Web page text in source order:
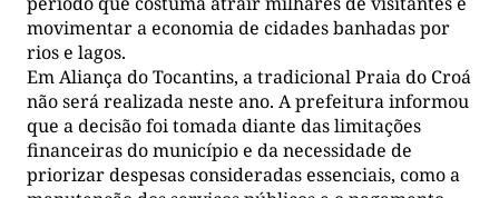
movimentar a economia de cidades banhadas por
rios e lagos.
Em Aliança do Tocantins, a tradicional Praia do Croá
não será realizada neste ano. A prefeitura informou
que a decisão foi tomada diante das limitações
financeiras do município e da necessidade de
priorizar despesas consideradas essenciais, como a